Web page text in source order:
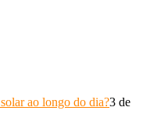
ao longo do dia?3 de